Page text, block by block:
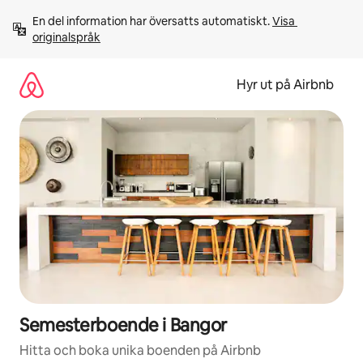
innehåll
En del information har översatts automatiskt. Visa
originalspråk
Hyr ut på Airbnb
Semesterboende i Bangor
Hitta och boka unika boenden på Airbnb